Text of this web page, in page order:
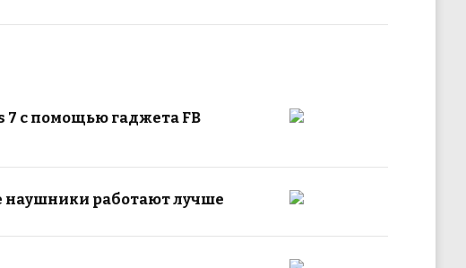
7 с помощью гаджета FB
наушники работают лучше